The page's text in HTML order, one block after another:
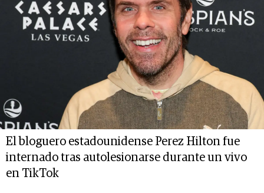
El bloguero estadounidense Perez Hilton fue
internado tras autolesionarse durante un vivo
en TikTok